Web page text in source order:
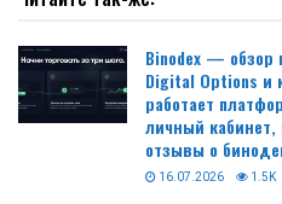
Binodex — обзор
Digital Options и
работает
личный
отзывы о
16.07.2026 1.5K